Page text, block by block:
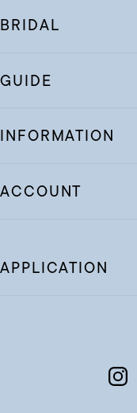
BRIDAL
GUIDE
INFORMATION
ACCOUNT
APPLICATION